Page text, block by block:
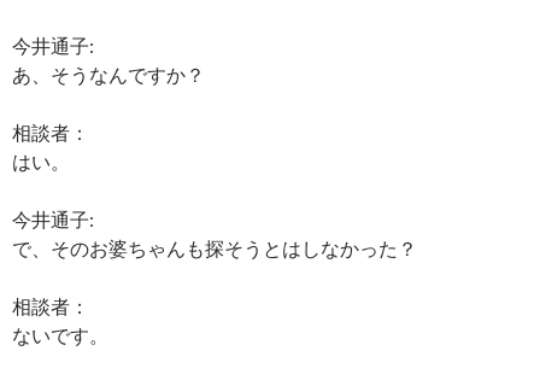
今井通子:
あ、そうなんですか？
相談者：
はい。
今井通子:
で、そのお婆ちゃんも探そうとはしなかった？
相談者：
ないです。